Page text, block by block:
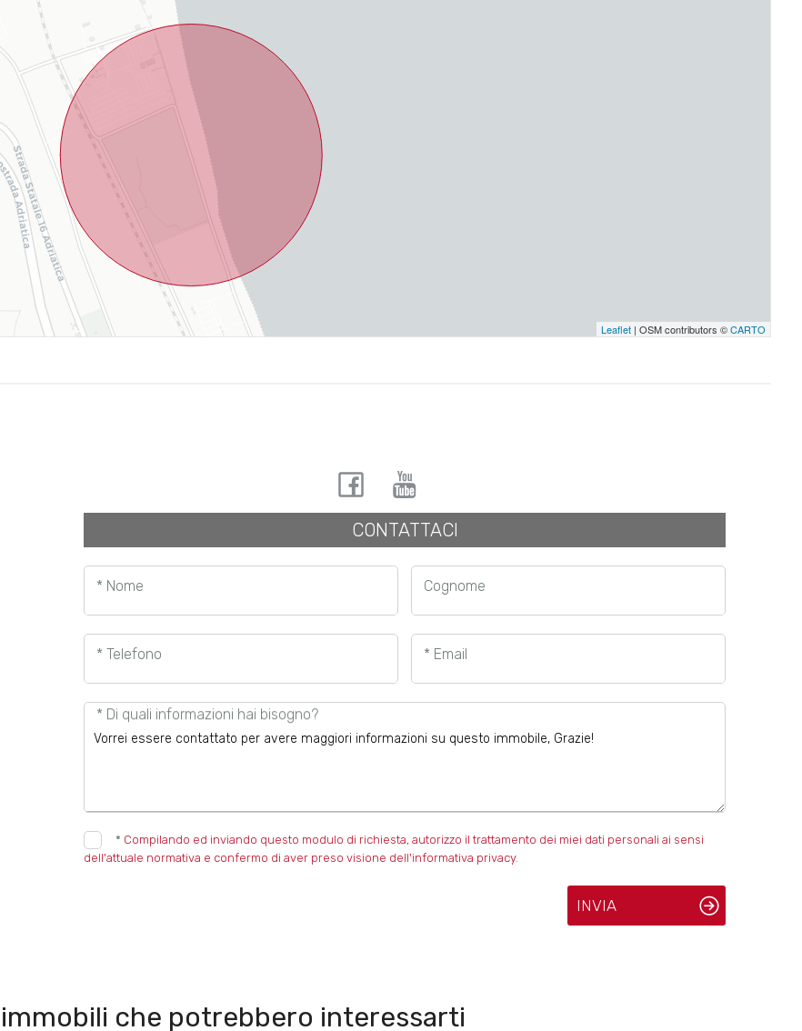
Leaflet | OSM contributors ©CARTO
CONTATTACI
* Nome Cognome
* Telefono * Email
* Di quali informazioni hai bisogno?
* Compilando ed inviando questo modulo di richiesta, autorizzo il trattamento dei miei dati personali ai sensi
dell'attuale normativa e confermo di aver preso visione dell'informativa privacy.
INVIA
che potrebbero interessarti